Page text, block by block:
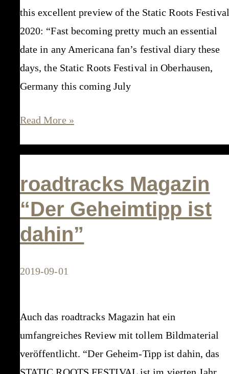
this excellent preview of the Static Roots Festival
2020: “Fast becoming pretty much an essential
date in any Americana fan’s festival diary these
days, the Static Roots Festival in Oberhausen,
Germany this coming July
“an
date
any
Americana
fan’s
diary”
UK
preview
Read More »
roadtracks Magazin
“Der Geheimtipp ist
dahin”
2019-09-01
Auch das roadtracks Magazin hat ein
umfangreiches Review mit tollem Bildmaterial
veröffentlicht. “Der Geheim-Tipp ist dahin, das